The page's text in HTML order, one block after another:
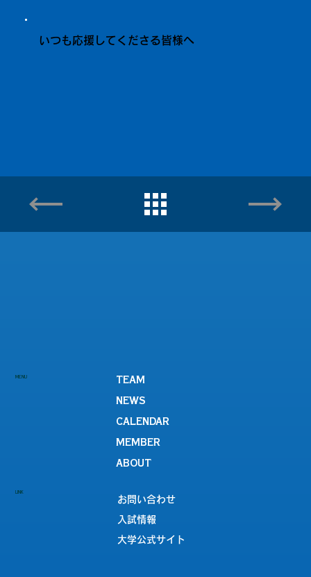
いつも応援してくださる皆様へ
MENU
TEAM
NEWS
CALENDAR
MEMBER
ABOUT
LINK
お問い合わせ
入試情報
大学公式サイト